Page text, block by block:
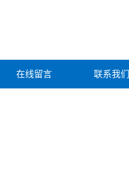
在线留言 联系我们